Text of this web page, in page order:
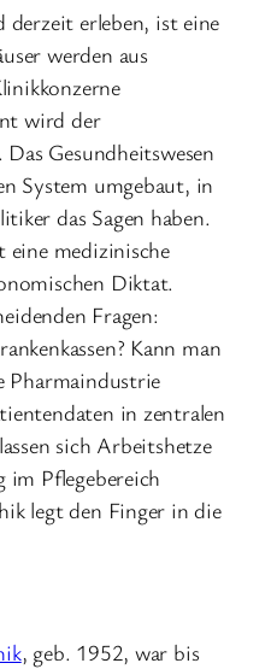
derzeit erleben, ist eine
werden aus
wird der
Gesundheitswesen
System umgebaut, in
das Sagen haben.
medizinische
Diktat.
Fragen:
Kann man
Pharmaindustrie
in zentralen
sich Arbeitshetze
im Pflegebereich
legt den Finger in die
, geb. 1952, war bis